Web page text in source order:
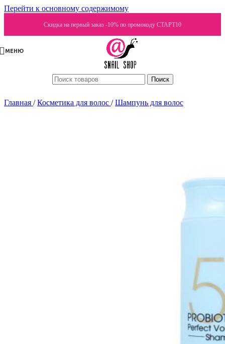
Перейти к основному содержимому
Скидка на первый заказ -10% по промокоду СТАРТ10
МЕНЮ
Поиск
Главная / Косметика для волос / Шампунь для волос